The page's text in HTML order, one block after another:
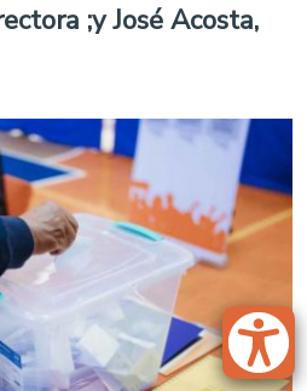
;y José Acosta,